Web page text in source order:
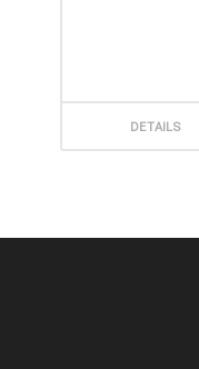
DETAILS